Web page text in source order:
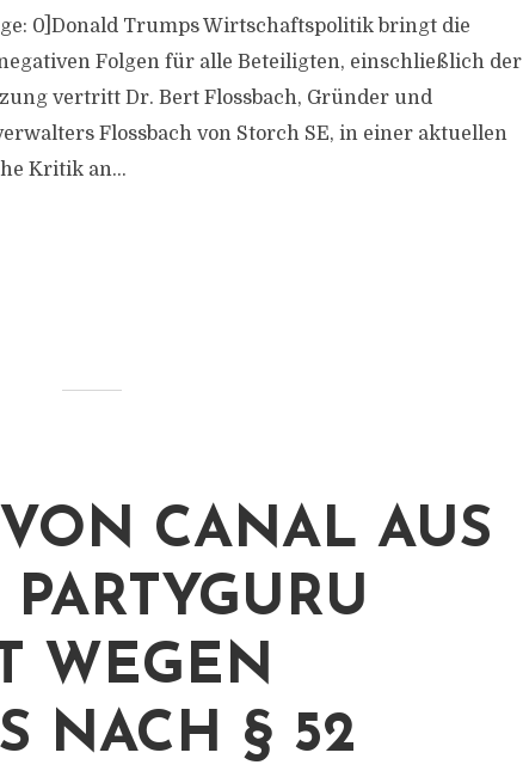
0]Donald Trumps Wirtschaftspolitik bringt die
Folgen für alle Beteiligten, einschließlich der
vertritt Dr. Bert Flossbach, Gründer und
Flossbach von Storch SE, in einer aktuellen
Kritik an...
CANAL AUS
WEGEN
NACH § 52